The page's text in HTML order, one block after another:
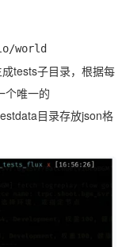
world
tests子目录，根据每
个唯一的
目录存放json格